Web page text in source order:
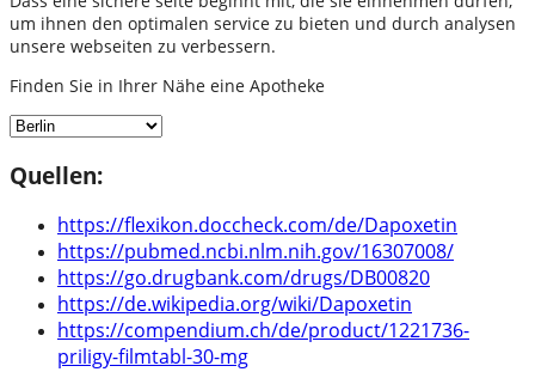
um ihnen den optimalen service zu bieten und durch analysen
unsere webseiten zu verbessern.
Finden Sie in Ihrer Nähe eine Apotheke
Quellen:
https://flexikon.doccheck.com/de/Dapoxetin
https://pubmed.ncbi.nlm.nih.gov/16307008/
https://go.drugbank.com/drugs/DB00820
https://de.wikipedia.org/wiki/Dapoxetin
https://compendium.ch/de/product/1221736-
priligy-filmtabl-30-mg